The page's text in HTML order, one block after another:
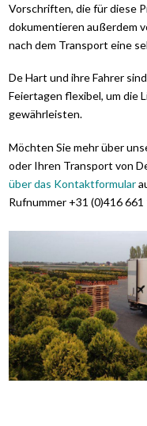
Vorschriften, die für diese
dokumentieren außerdem
nach dem Transport eine
De Hart und ihre Fahrer
Feiertagen flexibel, um die
gewährleisten.
Möchten Sie mehr über
oder Ihren Transport von
über das Kontaktformular
Rufnummer +31 (0)416